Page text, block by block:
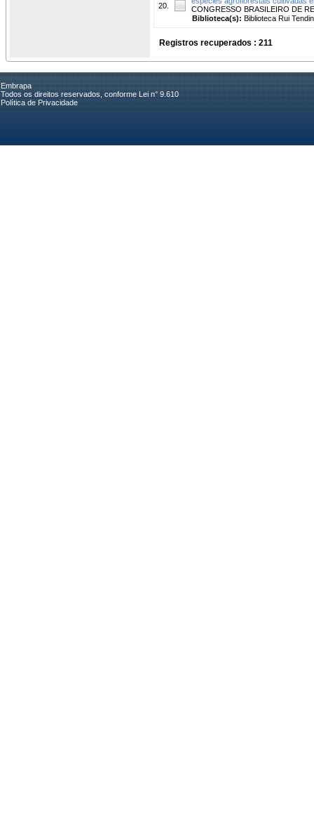
20.
CONGRESSO BRASILEIRO DE
Biblioteca(s): Biblioteca Rui
Registros recuperados : 211
Embrapa
Todos os direitos reservados, conforme Lei n° 9.610
Política de Privacidade